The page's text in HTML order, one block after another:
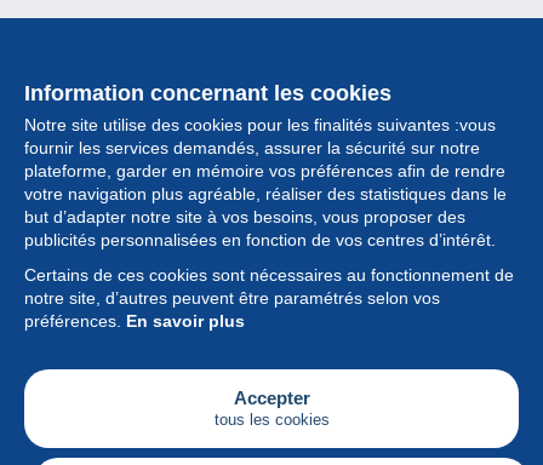
Information concernant les cookies
Notre site utilise des cookies pour les finalités suivantes :vous
fournir les services demandés, assurer la sécurité sur notre
plateforme, garder en mémoire vos préférences afin de rendre
votre navigation plus agréable, réaliser des statistiques dans le
but d’adapter notre site à vos besoins, vous proposer des
publicités personnalisées en fonction de vos centres d’intérêt.
Certains de ces cookies sont nécessaires au fonctionnement de
notre site, d’autres peuvent être paramétrés selon vos
préférences. En savoir plus
Accepter
tous les cookies
Collection
Actualités
Fonctionnalités
Société
Services